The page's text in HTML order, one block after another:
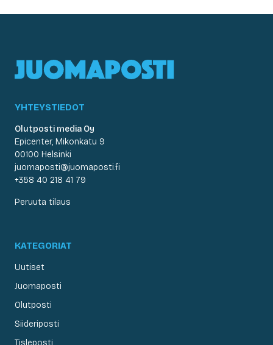
YHTEYSTIEDOT
Olutposti media Oy
Epicenter, Mikonkatu 9
00100 Helsinki
juomaposti@juomaposti.fi
+358 40 218 41 79
Peruuta tilaus
KATEGORIAT
Uutiset
Juomaposti
Olutposti
Siideriposti